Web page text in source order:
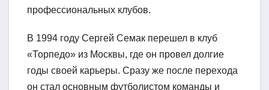
профессиональных клубов.
В 1994 году Сергей Семак перешел в клуб
«Торпедо» из Москвы, где он провел долгие
годы своей карьеры. Сразу же после перехода
он стал основным футболистом команды и